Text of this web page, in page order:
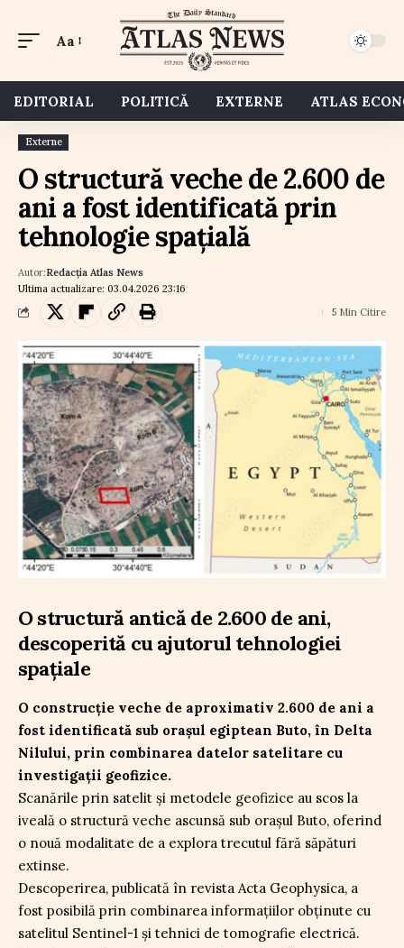
Aa
EDITORIAL POLITICĂ EXTERNE ATLAS
Externe
O structură veche de 2.600 de
ani a fost identificată prin
tehnologie spațială
Ultima actualizare: 03.04.2026 23:16
Autor:Redacția Atlas News
5 Min Citire
O structură antică de 2.600 de ani,
descoperită cu ajutorul tehnologiei
spațiale
O construcție veche de aproximativ 2.600 de ani a
fost identificată sub orașul egiptean Buto, în Delta
Nilului, prin combinarea datelor satelitare cu
investigații geofizice.
Scanările prin satelit și metodele geofizice au scos la
iveală o structură veche ascunsă sub orașul Buto, oferind
o nouă modalitate de a explora trecutul fără săpături
extinse.
Descoperirea, publicată în revista Acta Geophysica, a
fost posibilă prin combinarea informațiilor obținute cu
satelitul Sentinel-1 și tehnici de tomografie electrică.